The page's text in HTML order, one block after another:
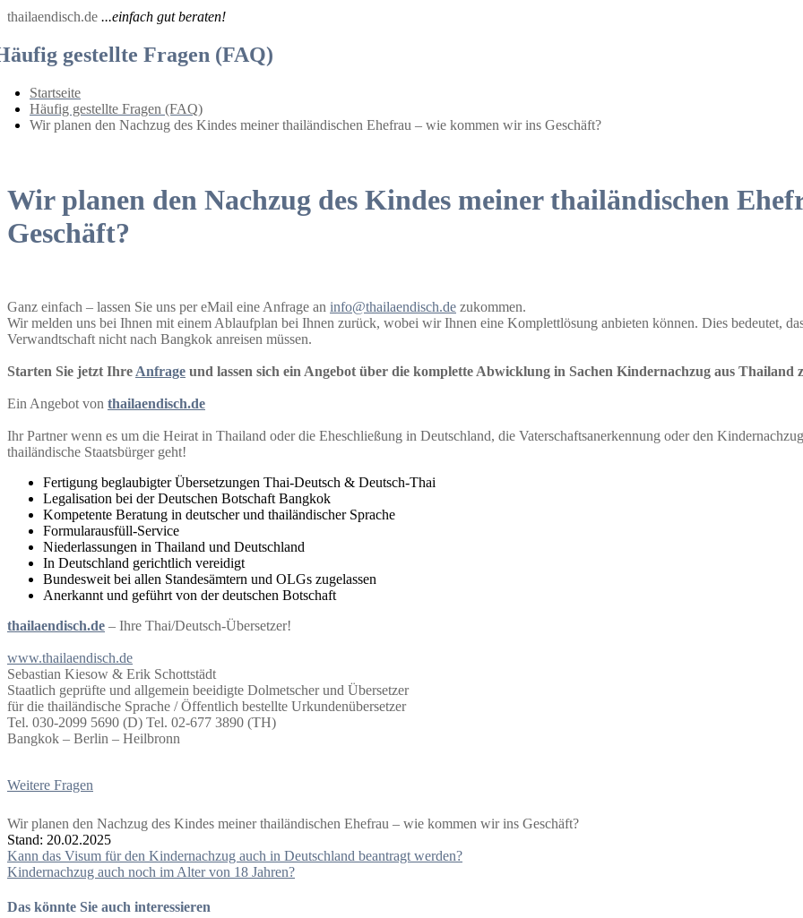
thailaendisch.de ...einfach gut beraten!
gestellte Fragen (FAQ)
Startseite
Häufig gestellte Fragen (FAQ)
Wir planen den Nachzug des Kindes meiner thailändischen Ehefrau – wie kommen wir ins Geschäft?
Wir planen den Nachzug des Kindes meiner thailändischen
Geschäft?
Ganz einfach – lassen Sie uns per eMail eine Anfrage an info@thailaendisch.de zukommen.
Wir melden uns bei Ihnen mit einem Ablaufplan bei Ihnen zurück, wobei wir Ihnen eine Komplettlösung anbieten können. Dies bedeutet,
Verwandtschaft nicht nach Bangkok anreisen müssen.
Starten Sie jetzt Ihre Anfrage und lassen sich ein Angebot über die komplette Abwicklung in Sachen Kindernachzug aus Thailand
Ein Angebot von thailaendisch.de
Ihr Partner wenn es um die Heirat in Thailand oder die Eheschließung in Deutschland, die Vaterschaftsanerkennung oder den
thailändische Staatsbürger geht!
Fertigung beglaubigter Übersetzungen Thai-Deutsch & Deutsch-Thai
Legalisation bei der Deutschen Botschaft Bangkok
Kompetente Beratung in deutscher und thailändischer Sprache
Formularausfüll-Service
Niederlassungen in Thailand und Deutschland
In Deutschland gerichtlich vereidigt
Bundesweit bei allen Standesämtern und OLGs zugelassen
Anerkannt und geführt von der deutschen Botschaft
thailaendisch.de – Ihre Thai/Deutsch-Übersetzer!
www.thailaendisch.de
Sebastian Kiesow & Erik Schottstädt
Staatlich geprüfte und allgemein beeidigte Dolmetscher und Übersetzer
für die thailändische Sprache / Öffentlich bestellte Urkundenübersetzer
Tel. 030-2099 5690 (D) Tel. 02-677 3890 (TH)
Bangkok – Berlin – Heilbronn
Weitere Fragen
Wir planen den Nachzug des Kindes meiner thailändischen Ehefrau – wie kommen wir ins Geschäft?
Stand: 20.02.2025
Beitragsnavigation
Kann das Visum für den Kindernachzug auch in Deutschland beantragt werden?
Kindernachzug auch noch im Alter von 18 Jahren?
Das könnte Sie auch interessieren